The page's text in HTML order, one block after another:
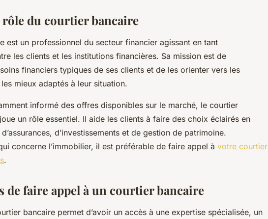
du courtier bancaire
est un professionnel du secteur financier agissant en tant
les clients et les institutions financières. Sa mission est de
financiers typiques de ses clients et de les orienter vers les
mieux adaptés à leur situation.
informé des offres disponibles sur le marché, le courtier
un rôle essentiel. Il aide les clients à faire des choix éclairés en
d’investissements et de gestion de patrimoine.
concerne l’immobilier, il est préférable de faire appel à votre courtier
.
de faire appel à un courtier bancaire
bancaire permet d’avoir un accès à une expertise spécialisée, un